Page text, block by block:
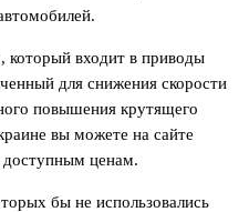
который входит в приводы
для снижения скорости
повышения крутящего
вы можете на сайте
ценам.
бы не использовались